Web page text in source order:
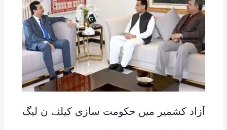
آزاد کشمیر میں حکومت سازی کیلئے ن لیگ